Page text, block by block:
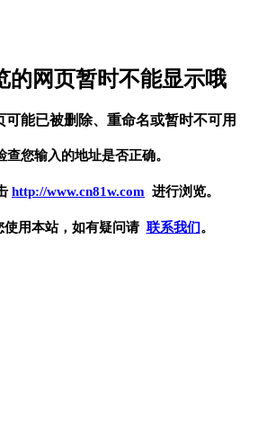
的网页暂时不能显示哦
可能已被删除、重命名或暂时不可用
查您输入的地址是否正确。
http://www.cn81w.com 进行浏览。
用本站，如有疑问请 联系我们。